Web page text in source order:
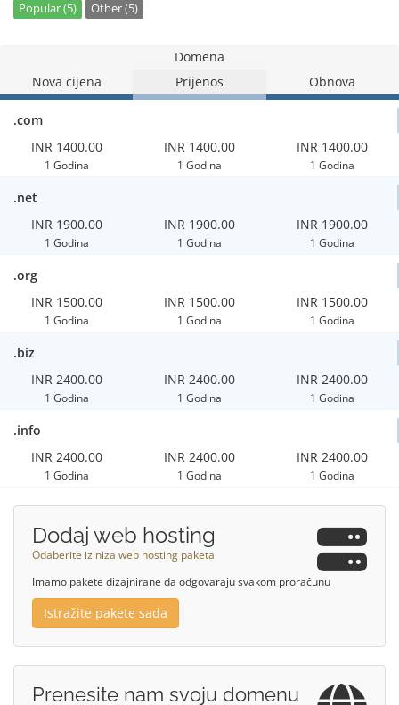
Popular (5) Other (5)
Domena
Nova cijena
Prijenos Obnova
.com
INR 1400.00
1 Godina
INR 1400.00
1 Godina
INR 1400.00
1 Godina
.net
INR 1900.00
1 Godina
INR 1900.00
1 Godina
INR 1900.00
1 Godina
.org
INR 1500.00
1 Godina
INR 1500.00
1 Godina
INR 1500.00
1 Godina
.biz
INR 2400.00
1 Godina
INR 2400.00
1 Godina
INR 2400.00
1 Godina
.info
INR 2400.00
1 Godina
INR 2400.00
1 Godina
INR 2400.00
1 Godina
Dodaj web hosting
Odaberite iz niza web hosting paketa
Imamo pakete dizajnirane da odgovaraju svakom proračunu
Istražite pakete sada
Prenesite nam svoju domenu